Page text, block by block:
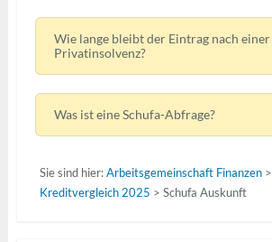
Wie lange bleibt der Eintrag nach einer
Privatinsolvenz?
Was ist eine Schufa-Abfrage?
Sie sind hier: Arbeitsgemeinschaft Finanzen>
Kreditvergleich 2025 > Schufa Auskunft